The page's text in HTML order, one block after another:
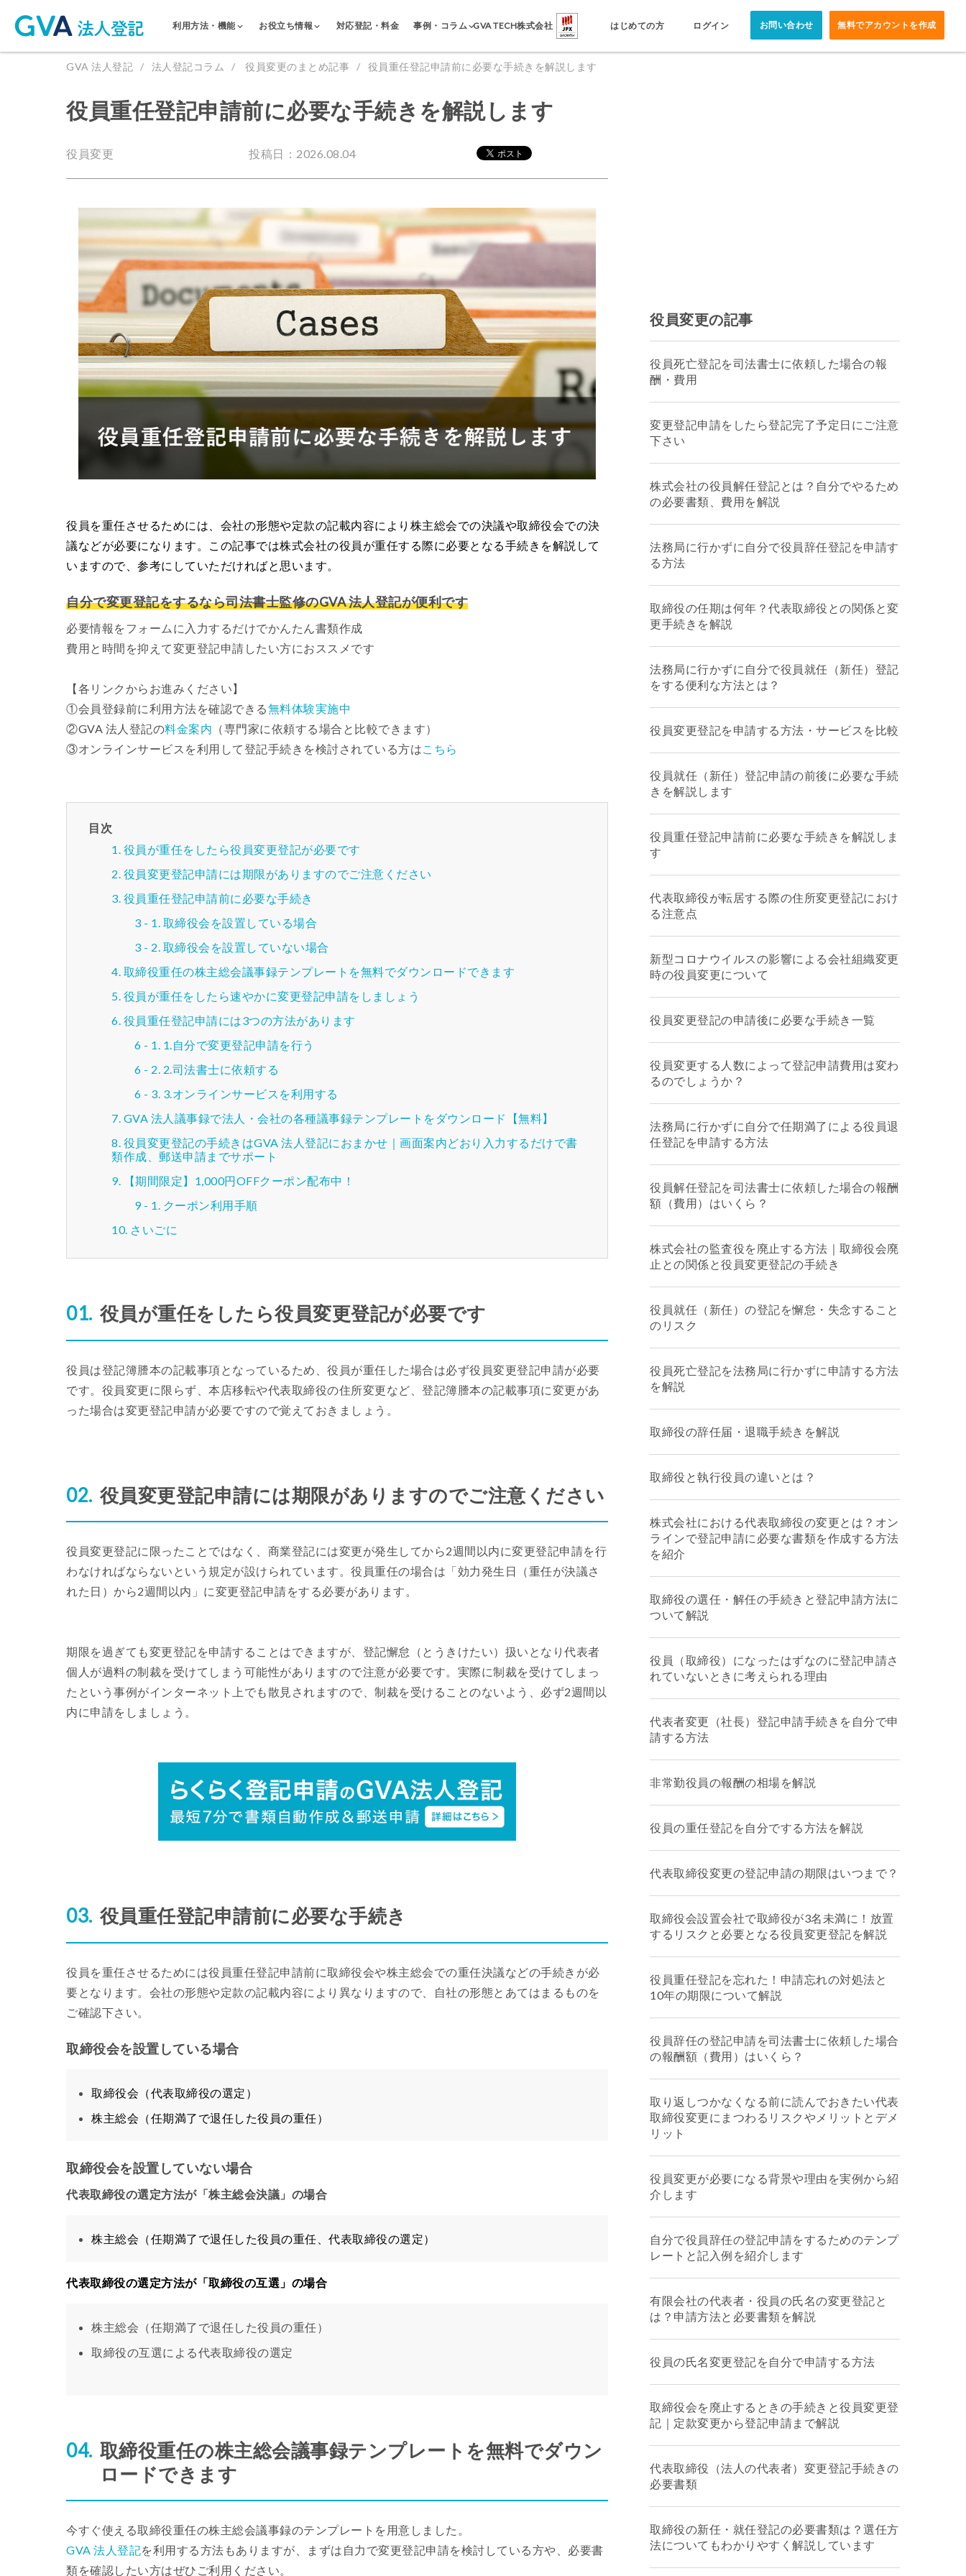
利用方法・機能 お役立ち情報 対応登記・料金 事例・コラム GVA TECH株式会社 はじめての方 ログイン お問い合わせ 無料でアカウントを作成
GVA 法人登記 法人登記コラム 役員変更のまとめ記事 役員重任登記申請前に必要な手続きを解説します
役員重任登記申請前に必要な手続きを解説します
役員変更 投稿日：2026.08.04
役員を重任させるためには、会社の形態や定款の記載内容により株主総会での決議や取締役会での決
議などが必要になります。この記事では株式会社の役員が重任する際に必要となる手続きを解説して
いますので、参考にしていただければと思います。
自分で変更登記をするなら司法書士監修のGVA 法人登記が便利です
必要情報をフォームに入力するだけでかんたん書類作成
費用と時間を抑えて変更登記申請したい方におススメです
【各リンクからお進みください】
①会員登録前に利用方法を確認できる無料体験実施中
②GVA 法人登記の料金案内 （専門家に依頼する場合と比較できます）
③オンラインサービスを利用して登記手続きを検討されている方はこちら
目次
役員が重任をしたら役員変更登記が必要です
役員変更登記申請には期限がありますのでご注意ください
役員重任登記申請前に必要な手続き
取締役会を設置している場合
取締役会を設置していない場合
取締役重任の株主総会議事録テンプレートを無料でダウンロードできます
役員が重任をしたら速やかに変更登記申請をしましょう
役員重任登記申請には3つの方法があります
1.自分で変更登記申請を行う
2.司法書士に依頼する
3.オンラインサービスを利用する
GVA 法人議事録で法人・会社の各種議事録テンプレートをダウンロード【無料】
役員変更登記の手続きはGVA 法人登記におまかせ｜画面案内どおり入力するだけで書
類作成、郵送申請までサポート
【期間限定】1,000円OFFクーポン配布中！
クーポン利用手順
さいごに
役員が重任をしたら役員変更登記が必要です
役員は登記簿謄本の記載事項となっているため、役員が重任した場合は必ず役員変更登記申請が必要
です。役員変更に限らず、本店移転や代表取締役の住所変更など、登記簿謄本の記載事項に変更があ
った場合は変更登記申請が必要ですので覚えておきましょう。
役員変更登記申請には期限がありますのでご注意ください
役員変更登記に限ったことではなく、商業登記には変更が発生してから2週間以内に変更登記申請を行
わなければならないという規定が設けられています。役員重任の場合は「効力発生日（重任が決議さ
れた日）から2週間以内」に変更登記申請をする必要があります。
期限を過ぎても変更登記を申請することはできますが、登記懈怠（とうきけたい）扱いとなり代表者
個人が過料の制裁を受けてしまう可能性がありますので注意が必要です。実際に制裁を受けてしまっ
たという事例がインターネット上でも散見されますので、制裁を受けることのないよう、必ず2週間以
内に申請をしましょう。
役員重任登記申請前に必要な手続き
役員を重任させるためには役員重任登記申請前に取締役会や株主総会での重任決議などの手続きが必
要となります。会社の形態や定款の記載内容により異なりますので、自社の形態とあてはまるものを
ご確認下さい。
取締役会を設置している場合
取締役会（代表取締役の選定）
株主総会（任期満了で退任した役員の重任）
取締役会を設置していない場合
代表取締役の選定方法が「株主総会決議」の場合
株主総会（任期満了で退任した役員の重任、代表取締役の選定）
代表取締役の選定方法が「取締役の互選」の場合
株主総会（任期満了で退任した役員の重任）
取締役の互選による代表取締役の選定
取締役重任の株主総会議事録テンプレートを無料でダウン
ロードできます
今すぐ使える取締役重任の株主総会議事録のテンプレートを用意しました。
GVA 法人登記を利用する方法もありますが、まずは自力で変更登記申請を検討している方や、必要書
類を確認したい方はぜひご利用ください。
役員変更の記事
役員死亡登記を司法書士に依頼した場合の報
酬・費用
変更登記申請をしたら登記完了予定日にご注意
下さい
株式会社の役員解任登記とは？自分でやるため
の必要書類、費用を解説
法務局に行かずに自分で役員辞任登記を申請す
る方法
取締役の任期は何年？代表取締役との関係と変
更手続きを解説
法務局に行かずに自分で役員就任（新任）登記
をする便利な方法とは？
役員変更登記を申請する方法・サービスを比較
役員就任（新任）登記申請の前後に必要な手続
きを解説します
役員重任登記申請前に必要な手続きを解説しま
す
代表取締役が転居する際の住所変更登記におけ
る注意点
新型コロナウイルスの影響による会社組織変更
時の役員変更について
役員変更登記の申請後に必要な手続き一覧
役員変更する人数によって登記申請費用は変わ
るのでしょうか？
法務局に行かずに自分で任期満了による役員退
任登記を申請する方法
役員解任登記を司法書士に依頼した場合の報酬
額（費用）はいくら？
株式会社の監査役を廃止する方法｜取締役会廃
止との関係と役員変更登記の手続き
役員就任（新任）の登記を懈怠・失念すること
のリスク
役員死亡登記を法務局に行かずに申請する方法
を解説
取締役の辞任届・退職手続きを解説
取締役と執行役員の違いとは？
株式会社における代表取締役の変更とは？オン
ラインで登記申請に必要な書類を作成する方法
を紹介
取締役の選任・解任の手続きと登記申請方法に
ついて解説
役員（取締役）になったはずなのに登記申請さ
れていないときに考えられる理由
代表者変更（社長）登記申請手続きを自分で申
請する方法
非常勤役員の報酬の相場を解説
役員の重任登記を自分でする方法を解説
代表取締役変更の登記申請の期限はいつまで？
取締役会設置会社で取締役が3名未満に！放置
するリスクと必要となる役員変更登記を解説
役員重任登記を忘れた！申請忘れの対処法と
10年の期限について解説
役員辞任の登記申請を司法書士に依頼した場合
の報酬額（費用）はいくら？
取り返しつかなくなる前に読んでおきたい代表
取締役変更にまつわるリスクやメリットとデメ
リット
役員変更が必要になる背景や理由を実例から紹
介します
自分で役員辞任の登記申請をするためのテンプ
レートと記入例を紹介します
有限会社の代表者・役員の氏名の変更登記と
は？申請方法と必要書類を解説
役員の氏名変更登記を自分で申請する方法
取締役会を廃止するときの手続きと役員変更登
記｜定款変更から登記申請まで解説
代表取締役（法人の代表者）変更登記手続きの
必要書類
取締役の新任・就任登記の必要書類は？選任方
法についてもわかりやすく解説しています